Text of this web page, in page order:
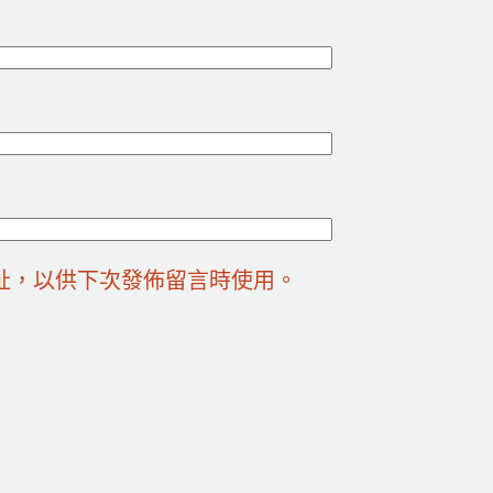
以供下次發佈留言時使用。